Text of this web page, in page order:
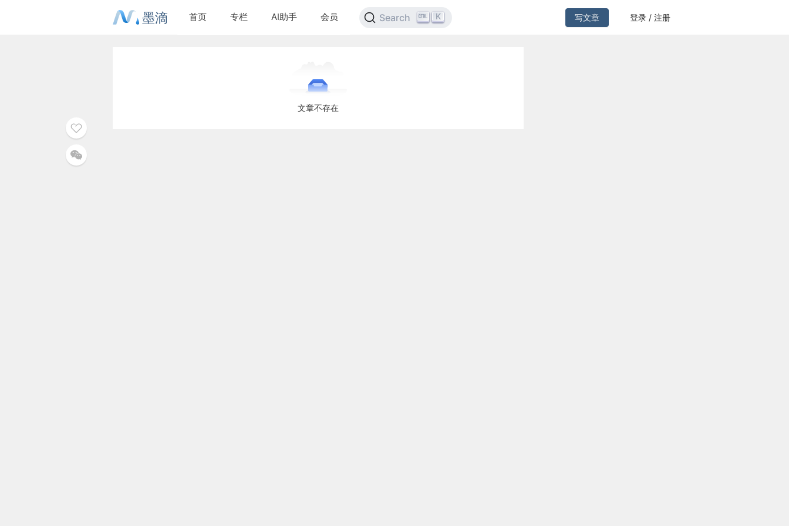
墨滴 首页 专栏 AI助手 会员 Search K 写文章 登录 / 注册
文章不存在